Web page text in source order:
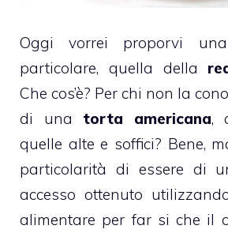
Oggi vorrei proporvi
particolare, quella della
Che cos’è? Per chi non la
di una torta americana,
quelle alte e soffici? Bene,
particolarità di essere di
accesso ottenuto
alimentare per far si che il